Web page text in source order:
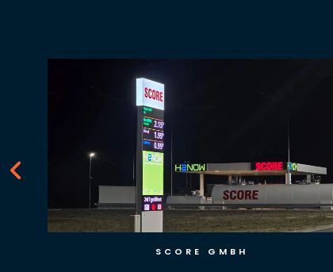
SCORE GMBH